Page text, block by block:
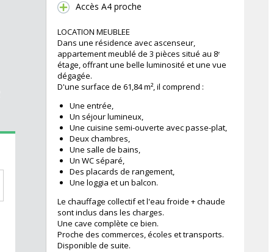
Accès A4 proche
LOCATION MEUBLEE
Dans une résidence avec ascenseur,
appartement meublé de 3 pièces situé au 8ᵉ
étage, offrant une belle luminosité et une vue
dégagée.
D'une surface de 61,84 m², il comprend :
Une entrée,
Un séjour lumineux,
Une cuisine semi-ouverte avec passe-plat,
Deux chambres,
Une salle de bains,
Un WC séparé,
Des placards de rangement,
Une loggia et un balcon.
Le chauffage collectif et l'eau froide + chaude
sont inclus dans les charges.
Une cave complète ce bien.
Proche des commerces, écoles et transports.
Disponible de suite.